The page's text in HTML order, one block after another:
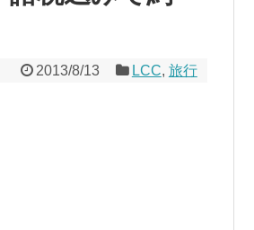
2013/8/13 LCC, 旅行